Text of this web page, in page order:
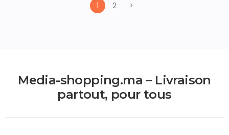
1 2 >
Media-shopping.ma – Livraison
partout, pour tous